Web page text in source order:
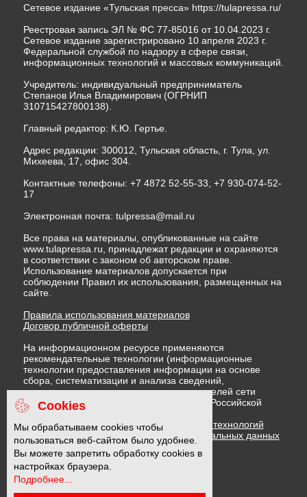
Сетевое издание «Тульская пресса» https://tulapressa.ru/
Реестровая запись ЭЛ № ФС 77-85016 от 10.04.2023 г.
Сетевое издание зарегистрировано 10 апреля 2023 г.
Федеральной службой по надзору в сфере связи,
информационных технологий и массовых коммуникаций.
Учредитель: индивидуальный предприниматель
Степанов Илья Владимирович (ОГРНИП
310715427800138).
Главный редактор: К.Ю. Гертье.
Адрес редакции: 300012, Тульская область, г. Тула, ул.
Михеева, 17, офис 304.
Контактные телефоны: +7 4872 52-55-33, +7 930-074-52-
17
Электронная почта: tulpressa@mail.ru
Все права на материалы, опубликованные на сайте
www.tulapressa.ru, принадлежат редакции и охраняются
в соответствии с законом об авторском праве.
Использование материалов допускается при
соблюдении Правил их использования, размещенных на
сайте.
Правила использования материалов
Договор публичной оферты
На информационном ресурсе применяются
рекомендательные технологии (информационные
технологии предоставления информации на основе
сбора, систематизации и анализа сведений,
относящихся к предпочтениям пользователей сети
"Интернет", находящихся на территории Российской
Федерации)
Правила применения рекомендательных технологий
Политика в отношении обработки персональных данных
Политика обработки файлов cookie
16 +
Cookies
Мы обрабатываем cookies чтобы
пользоваться веб-сайтом было удобнее.
Вы можете запретить обработку cookies в
настройках браузера.
Подробнее...